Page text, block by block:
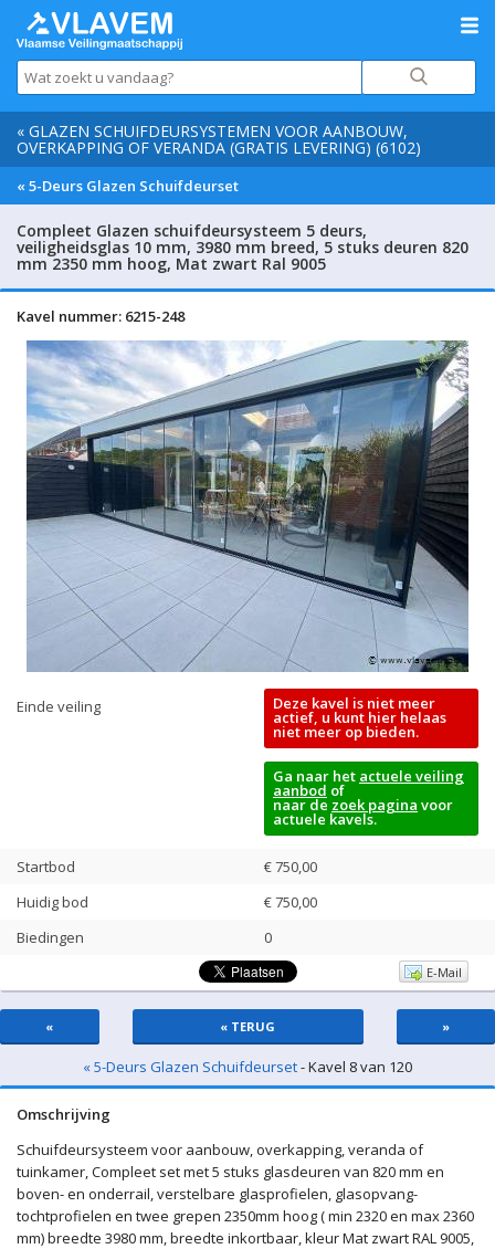
« GLAZEN SCHUIFDEURSYSTEMEN VOOR AANBOUW,
OVERKAPPING OF VERANDA (GRATIS LEVERING) (6102)
« 5-Deurs Glazen Schuifdeurset
Compleet Glazen schuifdeursysteem 5 deurs,
veiligheidsglas 10 mm, 3980 mm breed, 5 stuks deuren 820
mm 2350 mm hoog, Mat zwart Ral 9005
Kavel nummer: 6215-248
Einde veiling Deze kavel is niet meer
actief, u kunt hier helaas
niet meer op bieden.
Ga naar het actuele veiling
aanbod of
naar de zoek pagina voor
actuele kavels.
Startbod
€ 750,00
Huidig bod
€750,00
Biedingen
0
E-Mail
« « TERUG »
« 5-Deurs Glazen Schuifdeurset- Kavel 8 van 120
Omschrijving
Schuifdeursysteem voor aanbouw, overkapping, veranda of
tuinkamer, Compleet set met 5 stuks glasdeuren van 820 mm en
boven- en onderrail, verstelbare glasprofielen, glasopvang-
tochtprofielen en twee grepen 2350mm hoog ( min 2320 en max 2360
mm) breedte 3980 mm, breedte inkortbaar, kleur Mat zwart RAL 9005,